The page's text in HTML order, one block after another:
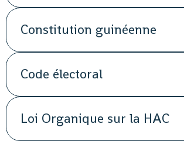
Constitution guinéenne
Code électoral
Loi Organique sur la HAC